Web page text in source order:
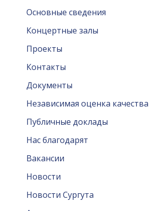
Основные сведения
Концертные залы
Проекты
Контакты
Документы
Независимая оценка качества
Публичные доклады
Нас благодарят
Вакансии
Новости
Новости Сургута